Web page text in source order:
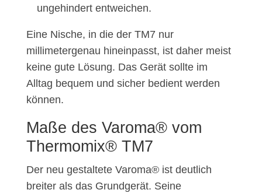
ungehindert entweichen.
Eine Nische, in die der TM7 nur
millimetergenau hineinpasst, ist daher meist
keine gute Lösung. Das Gerät sollte im
Alltag bequem und sicher bedient werden
können.
Maße des Varoma® vom
Thermomix® TM7
Der neu gestaltete Varoma® ist deutlich
breiter als das Grundgerät. Seine